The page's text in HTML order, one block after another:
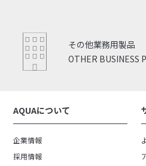
OTHER BUSINESS
その他業務用製品
AQUAについて
企業情報
採用情報